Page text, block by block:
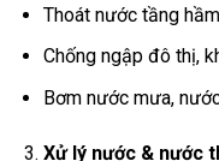
Thoát nước tầng
Chống ngập đô thị,
Bơm nước mưa,
Xử lý nước & nước